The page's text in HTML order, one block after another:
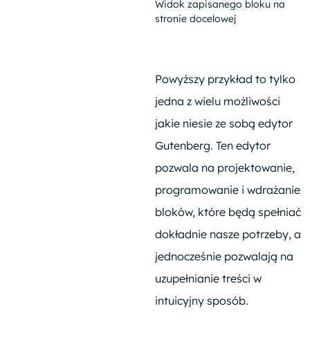
Widok zapisanego bloku na
stronie docelowej
Powyższy przykład to tylko
jedna z wielu możliwości
jakie niesie ze sobą edytor
Gutenberg. Ten edytor
pozwala na projektowanie,
programowanie i wdrażanie
bloków, które będą spełniać
dokładnie nasze potrzeby, a
jednocześnie pozwalają na
uzupełnianie treści w
intuicyjny sposób.